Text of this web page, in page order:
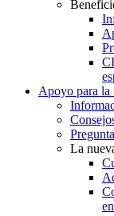
Apoyo para la
La